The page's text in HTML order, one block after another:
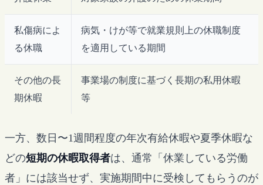
私傷病によ
る休職
病気・けが等で就業規則上の休職制度
を適用している期間
その他の長
期休暇
事業場の制度に基づく長期の私用休暇
等
一方、数日〜1週間程度の年次有給休暇や夏季休暇な
どの短期の休暇取得者は、通常「休業している労働
者」には該当せず、実施期間中に受検してもらうのが